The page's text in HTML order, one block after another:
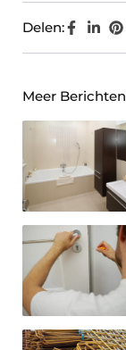
Delen:
Meer Berichten